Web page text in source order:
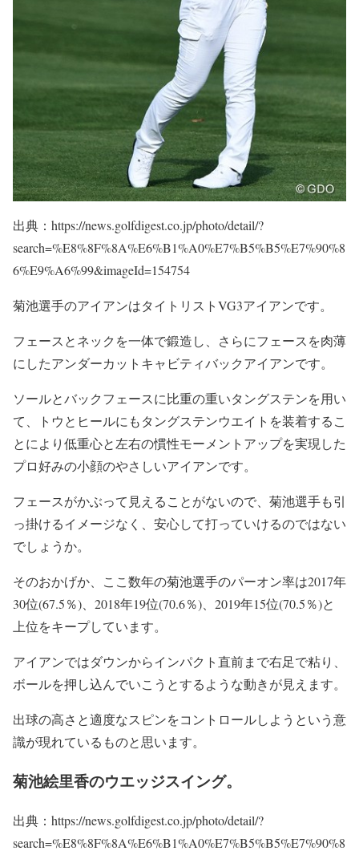
出典：https://news.golfdigest.co.jp/photo/detail/?
search=%E8%8F%8A%E6%B1%A0%E7%B5%B5%E7%90%8
6%E9%A6%99&imageId=154754
菊池選手のアイアンはタイトリストVG3アイアンです。
フェースとネックを一体で鍛造し、さらにフェースを肉薄
にしたアンダーカットキャビティバックアイアンです。
ソールとバックフェースに比重の重いタングステンを用い
て、トウとヒールにもタングステンウエイトを装着するこ
とにより低重心と左右の慣性モーメントアップを実現した
プロ好みの小顔のやさしいアイアンです。
フェースがかぶって見えることがないので、菊池選手も引
っ掛けるイメージなく、安心して打っていけるのではない
でしょうか。
そのおかげか、ここ数年の菊池選手のパーオン率は2017年
30位(67.5％)、2018年19位(70.6％)、 2019年15位(70.5％)と
上位をキープしています。
アイアンではダウンからインパクト直前まで右足で粘り、
ボールを押し込んでいこうとするような動きが見えます。
出球の高さと適度なスピンをコントロールしようという意
識が現れているものと思います。
菊池絵里香のウエッジスイング。
出典：https://news.golfdigest.co.jp/photo/detail/?
search=%E8%8F%8A%E6%B1%A0%E7%B5%B5%E7%90%8